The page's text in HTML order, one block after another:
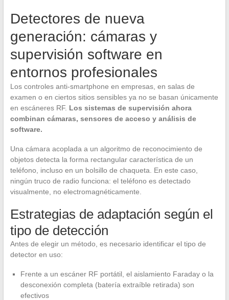
Detectores de nueva
generación: cámaras y
supervisión software en
entornos profesionales
Los controles anti-smartphone en empresas, en salas de
examen o en ciertos sitios sensibles ya no se basan únicamente
en escáneres RF. Los sistemas de supervisión ahora
combinan cámaras, sensores de acceso y análisis de
software.
Una cámara acoplada a un algoritmo de reconocimiento de
objetos detecta la forma rectangular característica de un
teléfono, incluso en un bolsillo de chaqueta. En este caso,
ningún truco de radio funciona: el teléfono es detectado
visualmente, no electromagnéticamente.
Estrategias de adaptación según el
tipo de detección
Antes de elegir un método, es necesario identificar el tipo de
detector en uso:
Frente a un escáner RF portátil, el aislamiento Faraday o la
desconexión completa (batería extraíble retirada) son
efectivos